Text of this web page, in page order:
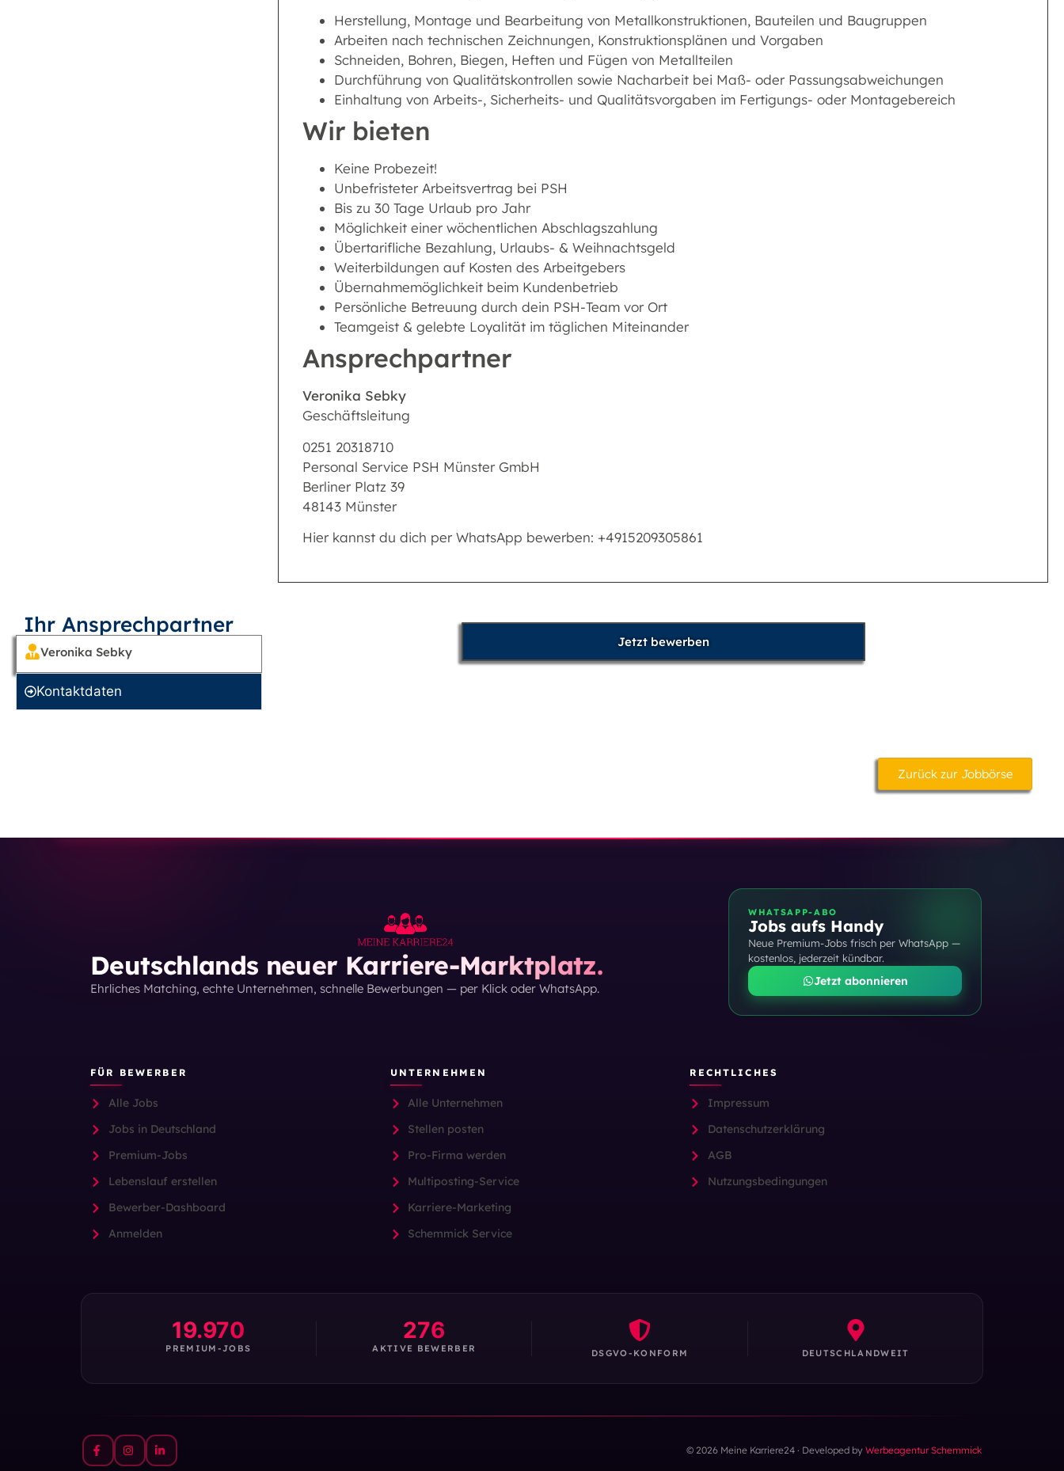
Herstellung, Montage und Bearbeitung von Metallkonstruktionen, Bauteilen und Baugruppen
Arbeiten nach technischen Zeichnungen, Konstruktionsplänen und Vorgaben
Schneiden, Bohren, Biegen, Heften und Fügen von Metallteilen
Durchführung von Qualitätskontrollen sowie Nacharbeit bei Maß- oder Passungsabweichungen
Einhaltung von Arbeits-, Sicherheits- und Qualitätsvorgaben im Fertigungs- oder Montagebereich
Wir bieten
Keine Probezeit!
Unbefristeter Arbeitsvertrag bei PSH
Bis zu 30 Tage Urlaub pro Jahr
Möglichkeit einer wöchentlichen Abschlagszahlung
Übertarifliche Bezahlung, Urlaubs- & Weihnachtsgeld
Weiterbildungen auf Kosten des Arbeitgebers
Übernahmemöglichkeit beim Kundenbetrieb
Persönliche Betreuung durch dein PSH-Team vor Ort
Teamgeist & gelebte Loyalität im täglichen Miteinander
Ansprechpartner
Veronika Sebky
Geschäftsleitung
0251 20318710
Personal Service PSH Münster GmbH
Berliner Platz 39
48143 Münster
Hier kannst du dich per WhatsApp bewerben: +4915209305861
Ihr Ansprechpartner
Veronika Sebky
Kontakt­daten
Jetzt bewerben
Zurück zur Jobbörse
Deutschlands neuer Karriere-Marktplatz.
Ehrliches Matching, echte Unternehmen, schnelle Bewerbungen — per Klick oder WhatsApp.
WHATSAPP-ABO
Jobs aufs Handy
Neue Premium-Jobs frisch per WhatsApp —
kostenlos, jederzeit kündbar.
Jetzt abonnieren
FÜR BEWERBER
Alle Jobs
Jobs in Deutschland
Premium-Jobs
Lebenslauf erstellen
Bewerber-Dashboard
Anmelden
UNTERNEHMEN
Alle Unternehmen
Stellen posten
Pro-Firma werden
Multiposting-Service
Karriere-Marketing
Schemmick Service
RECHTLICHES
Impressum
Datenschutzerklärung
AGB
Nutzungsbedingungen
19.970
PREMIUM-JOBS
276
AKTIVE BEWERBER DSGVO-KONFORM DEUTSCHLANDWEIT
© 2026 Meine Karriere24 · Developed by Werbeagentur Schemmick